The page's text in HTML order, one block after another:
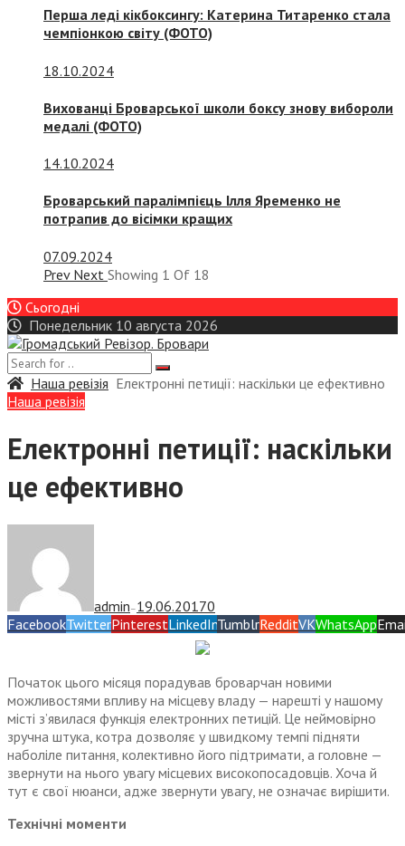
Перша леді кікбоксингу: Катерина Титаренко стала
чемпіонкою світу (ФОТО)
18.10.2024
Вихованці Броварської школи боксу знову вибороли
медалі (ФОТО)
14.10.2024
Броварський паралімпієць Ілля Яременко не
потрапив до вісімки кращих
07.09.2024
Prev Next Showing 1 Of 18
Сьогодні
Понедельник 10 августа 2026
Наша ревізія Електронні петиції: наскільки це ефективно
Наша ревізія
Електронні петиції: наскільки
це ефективно
admin — 19.06.20170
FacebookTwitterPinterestLinkedInTumblrRedditVKWhatsApp
Початок цього місяця порадував броварчан новими
можливостями впливу на місцеву владу — нарешті у нашому
місті з’явилася функція електронних петицій. Це неймовірно
зручна штука, котра дозволяє у швидкому темпі підняти
наболіле питання, колективно його підтримати, а головне —
звернути на нього увагу місцевих високопосадовців. Хоча й
тут є свої нюанси, адже звернути увагу, не означає вирішити.
Технічні моменти